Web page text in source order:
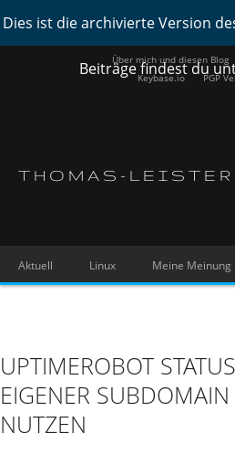
Dies ist die archivierte Version
Beiträge findest du
Über mich und diesen Blog
PGP
Keybase.io
THOMAS-
Aktuell Linux Meine Meinung
UPTIMEROBOT
EIGENER
NUTZEN